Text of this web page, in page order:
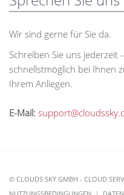
Wir sind gerne für Sie da.
Schreiben Sie uns
schnellstmöglich bei Ihnen
Ihrem Anliegen.
E-Mail:
© CLOUDS SKY GMBH - CLOUD